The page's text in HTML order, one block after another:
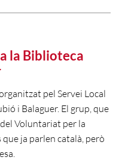
la Biblioteca
pel Servei Local
i Balaguer. El grup, que
Voluntariat per la
ja parlen català, però